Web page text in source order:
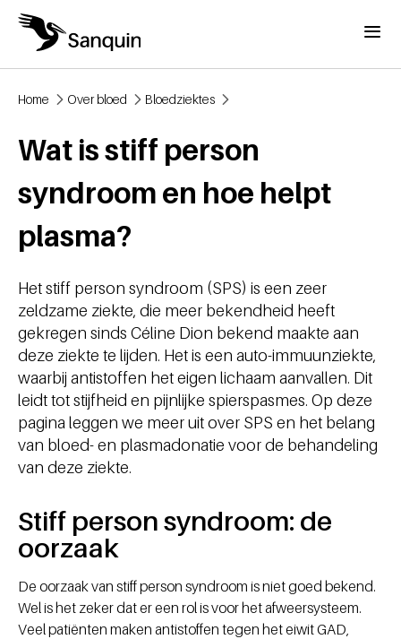
Overslaan en naar de inhoud gaan
Menu
Home Over bloed Bloedziektes
Wat is stiff person
syndroom en hoe helpt
plasma?
Het stiff person syndroom (SPS) is een zeer
zeldzame ziekte, die meer bekendheid heeft
gekregen sinds Céline Dion bekend maakte aan
deze ziekte te lijden. Het is een auto-immuunziekte,
waarbij antistoffen het eigen lichaam aanvallen. Dit
leidt tot stijfheid en pijnlijke spierspasmes. Op deze
pagina leggen we meer uit over SPS en het belang
van bloed- en plasmadonatie voor de behandeling
van deze ziekte.
Stiff person syndroom: de
oorzaak
De oorzaak van stiff person syndroom is niet goed bekend.
Wel is het zeker dat er een rol is voor het afweersysteem.
Veel patiënten maken antistoffen tegen het eiwit GAD,